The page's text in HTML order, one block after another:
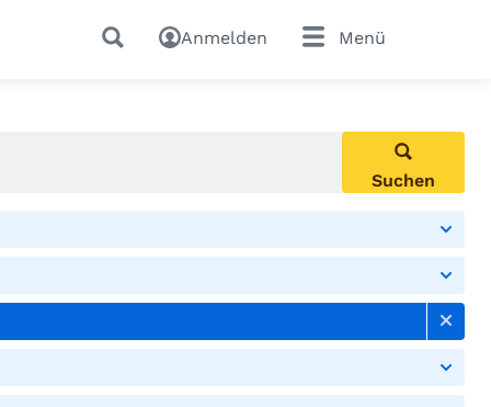
Anmelden Menü
Suchen